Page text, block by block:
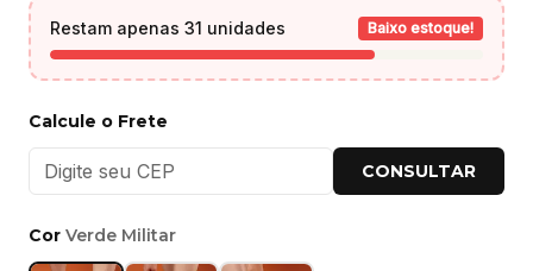
Restam apenas 31 unidades Baixo estoque!
Calcule o Frete
CONSULTAR
Cor Verde Militar